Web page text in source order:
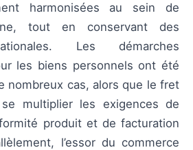
harmonisées au sein de
tout en conservant des
Les démarches
les biens personnels ont été
nombreux cas, alors que le fret
multiplier les exigences de
produit et de facturation
l’essor du commerce